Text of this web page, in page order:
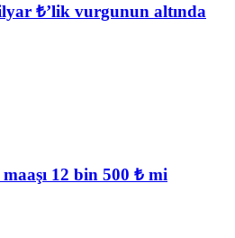
₺’lik vurgunun altında
12 bin 500 ₺ mi